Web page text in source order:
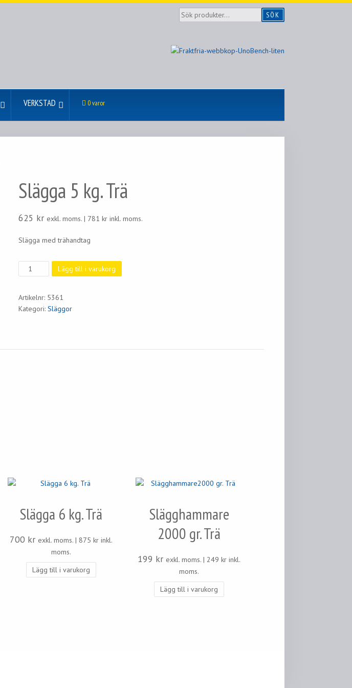
Sök
produkter...
SÖK
VERKSTAD 0 varor
Slägga 5 kg. Trä
625 kr exkl. moms. | 781 kr inkl. moms.
Slägga med trähandtag
Slägga
5
Trä
mängd
Lägg till i varukorg
Artikelnr: 5361
Kategori: Släggor
Slägga 6 kg. Trä
700 kr exkl. moms. | 875kr inkl.
moms.
Lägg till i varukorg
Slägghammare
2000 gr. Trä
199 kr exkl. moms. |249kr inkl.
moms.
Lägg till i varukorg